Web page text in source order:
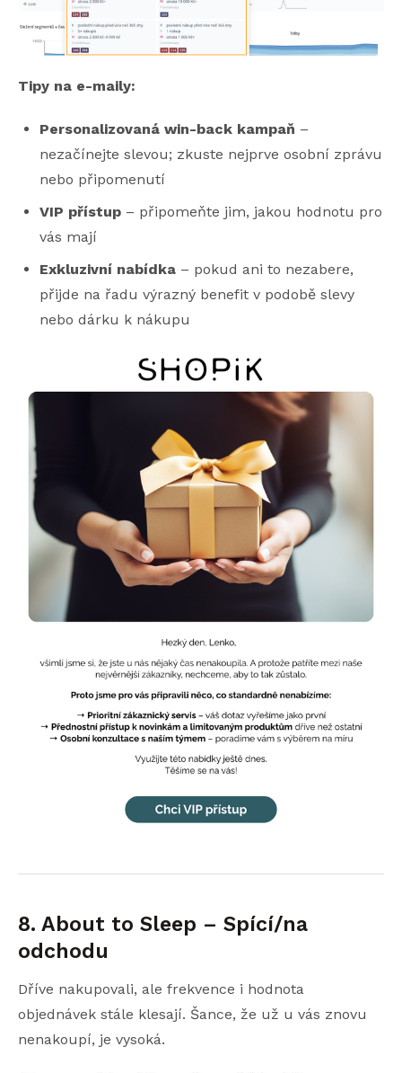
Tipy na e-maily:
Personalizovaná win-back kampaň –
nezačínejte slevou; zkuste nejprve osobní zprávu
nebo připomenutí
VIP přístup – připomeňte jim, jakou hodnotu pro
vás mají
Exkluzivní nabídka – pokud ani to nezabere,
přijde na řadu výrazný benefit v podobě slevy
nebo dárku k nákupu
8. About to Sleep – Spící/na
odchodu
Dříve nakupovali, ale frekvence i hodnota
objednávek stále klesají. Šance, že už u vás znovu
nenakoupí, je vysoká.